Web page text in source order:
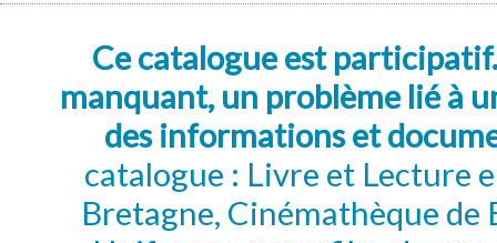
Ce catalogue est
manquant, un problème lié à
des informations et
catalogue : Livre et Lecture
Bretagne, Cinémathèque de